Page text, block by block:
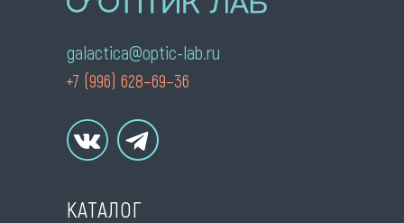
galactica@optic-lab.ru
+7 (996) 628–69–36
КАТАЛОГ